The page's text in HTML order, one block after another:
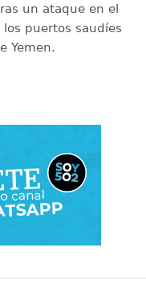
un ataque en el
puertos saudíes
Yemen.